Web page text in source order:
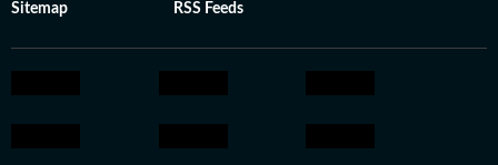
Sitemap RSS Feeds